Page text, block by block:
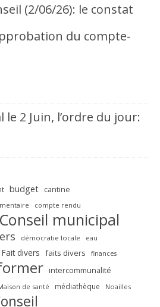
(2/06/26): le constat
du compte-
2 Juin, l’ordre du jour:
budget cantine
compte rendu
Conseil municipal
démocratie locale eau
Fait divers faits divers finances
intercommunalité
de santé médiathèque Noailles